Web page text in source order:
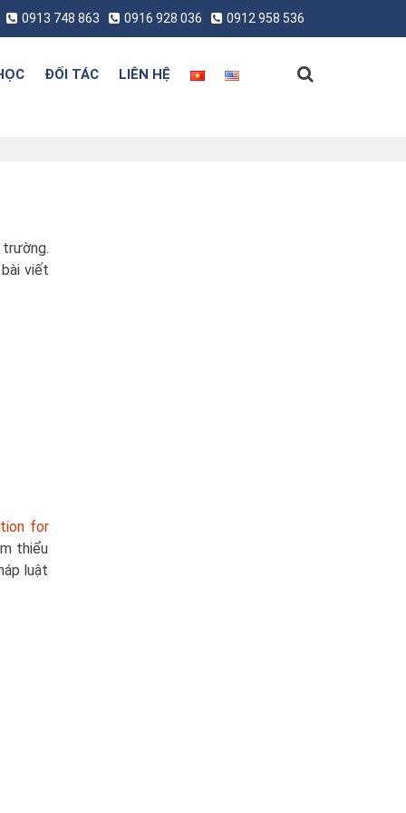
0913 748 863 0916 928 036 0912 958 536
ĐỐI TÁC LIÊN HỆ
viết
for
thiểu
luật